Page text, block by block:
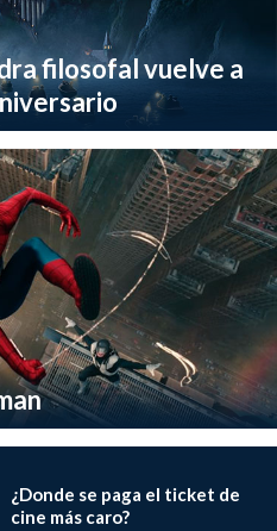
filosofal vuelve a
¿Donde se paga el ticket de
cine más caro?